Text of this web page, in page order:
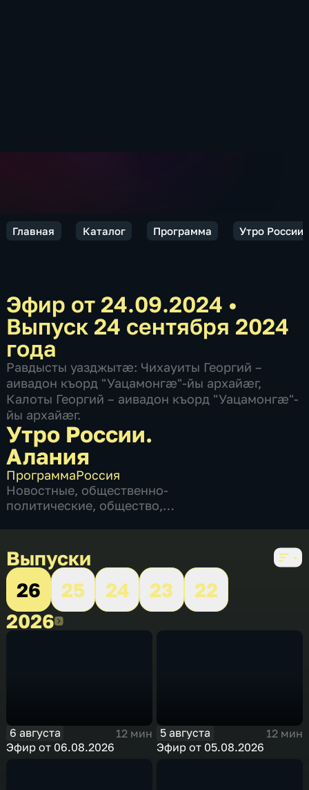
Главная Каталог Программа Утро
Эфир от 24.09.2024 •
Выпуск 24 сентября 2024
года
Равдысты уазджытæ: Чихауиты Георгий –
аивадон къорд "Уацамонгæ"-йы архайæг,
Калоты Георгий – аивадон къорд "Уацамонгæ"-
йы архайæг.
Утро России.
Алания
ПрограммаРоссия
Новостные, общественно-
политические, общество,
5 сезонов, 1135 выпусков
Выпуски
26
25 24 23
22
20262026
6 августа
12 мин
Эфир от 06.08.2026
5 августа
12 мин
Эфир от 05.08.2026